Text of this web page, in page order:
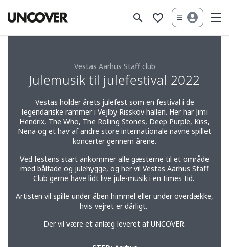
search favorite_border
Vestas Aarhus Staff club
Julemusik til julefestival 2022
Vestas holder årets julefest som en festival i de
legendariske rammer i Vejlby Risskov hallen. Her har Jimi
Hendrix, The Who, The Rolling Stones, Deep Purple, Kiss,
Nena og et hav af andre store internationale navne spillet
koncerter gennem årene.
Ved festens start ankommer alle gæsterne til et område
med bålfade og julehygge, og her vil Vestas Aarhus Staff
Club gerne have lidt live jule-musik i en times tid.
Artisten vil spille under åben himmel eller under overdække,
hvis vejret er dårligt.
Der vil være et anlæg leveret af UNCOVER.